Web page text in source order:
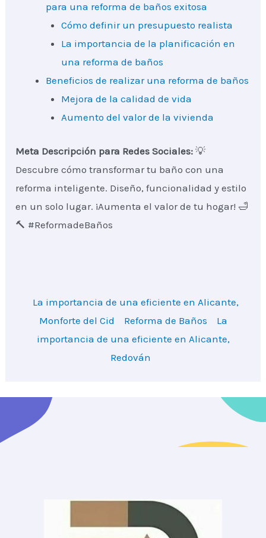
para una reforma de baños exitosa
Cómo definir un presupuesto realista
La importancia de la planificación en
una reforma de baños
Beneficios de realizar una reforma de baños
Mejora de la calidad de vida
Aumento del valor de la vivienda
Meta Descripción para Redes Sociales: 💡
Descubre cómo transformar tu baño con una
reforma inteligente. Diseño, funcionalidad y estilo
en un solo lugar. ¡Aumenta el valor de tu hogar! 🛁
🔨 #ReformadeBaños
La importancia de una eficiente en Alicante,
Monforte del Cid
Reforma de Baños
La
importancia de una eficiente en Alicante,
Redován